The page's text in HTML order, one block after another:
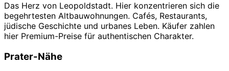
Das Herz von Leopoldstadt. Hier konzentrieren sich die
begehrtesten Altbauwohnungen. Cafés, Restaurants,
jüdische Geschichte und urbanes Leben. Käufer zahlen
hier Premium-Preise für authentischen Charakter.
Prater-Nähe